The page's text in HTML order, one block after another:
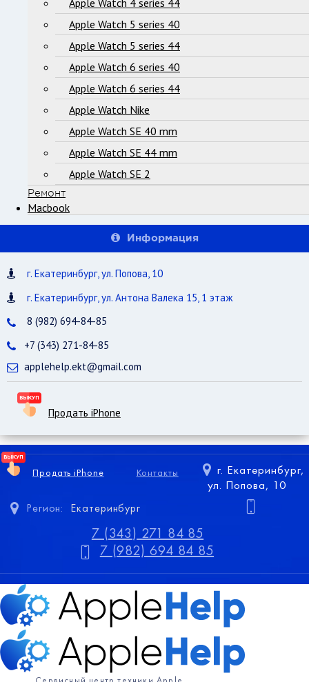
Apple Watch 4 series 44
Apple Watch 5 series 40
Apple Watch 5 series 44
Apple Watch 6 series 40
Apple Watch 6 series 44
Apple Watch Nike
Apple Watch SE 40 mm
Apple Watch SE 44 mm
Apple Watch SE 2
Ремонт
Macbook
Информация
г. Екатеринбург, ул. Попова, 10
г. Екатеринбург, ул. Антона Валека 15, 1 этаж
8 (982) 694-84-85
+7 (343) 271-84-85
applehelp.ekt@gmail.com
Продать iPhone
Продать iPhone Контакты
Регион: Екатеринбург
г. Екатеринбург,
ул. Попова, 10
7 (343) 271 84 85
7 (982) 694 84 85